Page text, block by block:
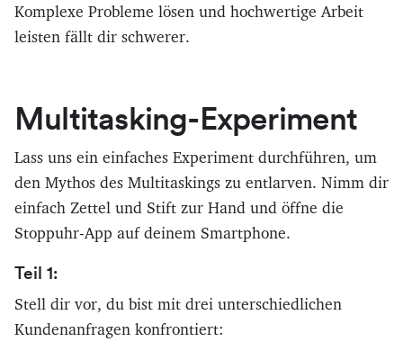
Komplexe Probleme lösen und hochwertige Arbeit
leisten fällt dir schwerer.
Multitasking-Experiment
Lass uns ein einfaches Experiment durchführen, um
den Mythos des Multitaskings zu entlarven. Nimm dir
einfach Zettel und Stift zur Hand und öffne die
Stoppuhr-App auf deinem Smartphone.
Teil 1:
Stell dir vor, du bist mit drei unterschiedlichen
Kundenanfragen konfrontiert: